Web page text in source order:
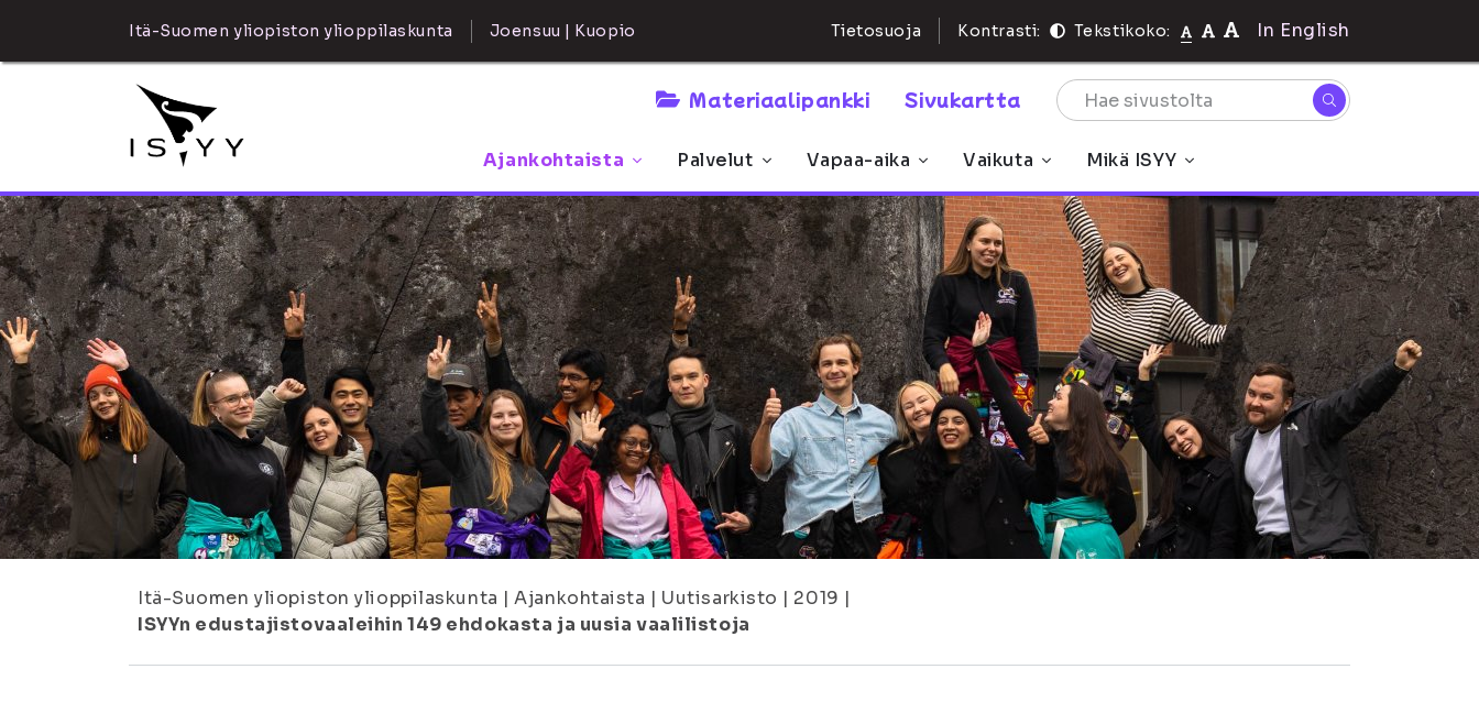
Itä-Suomen yliopiston ylioppilaskunta Joensuu | Kuopio Tietosuoja Kontrasti: Tekstikoko: In English
Materiaalipankki Sivukartta
Ajankohtaista Palvelut Vapaa-aika Vaikuta Mikä ISYY
Itä-Suomen yliopiston ylioppilaskunta | Ajankohtaista | Uutisarkisto | 2019 |
ISYYn edustajistovaaleihin 149 ehdokasta ja uusia vaalilistoja